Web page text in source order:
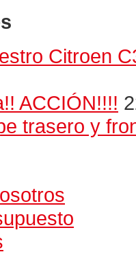
Citroen
ACCIÓN!!!!
trasero y